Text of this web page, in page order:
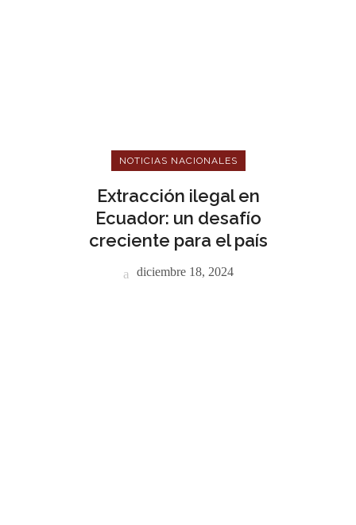
NOTICIAS NACIONALES
Extracción ilegal en
Ecuador: un desafío
creciente para el país
diciembre 18, 2024